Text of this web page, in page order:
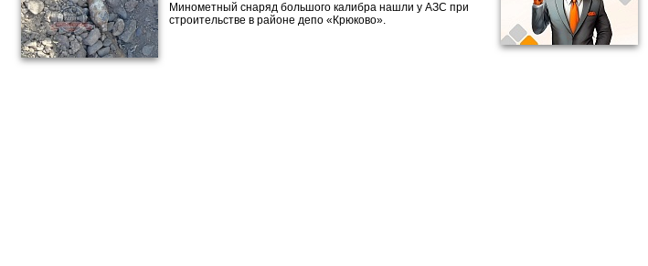
Минометный снаряд большого калибра нашли у АЗС при
строительстве в районе депо «Крюково».